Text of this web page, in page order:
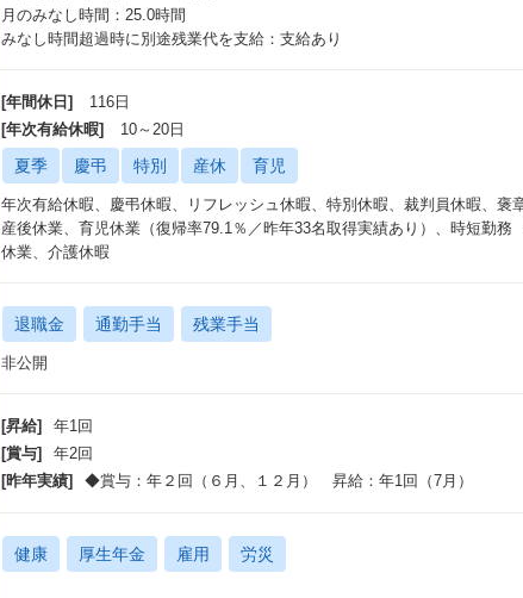
月のみなし時間：25.0時間
みなし時間超過時に別途残業代を支給：支給あり
[年間休日]
116日
[年次有給休暇]
10～20日
夏季 慶弔 特別 産休 育児
年次有給休暇、慶弔休暇、リフレッシュ休暇、特別休暇、裁判員休暇、褒
産後休業、育児休業（復帰率79.1％／昨年33名取得実績あり）、時短勤
休業、介護休暇
退職金 通勤手当 残業手当
非公開
[昇給]
年1回
[賞与]
年2回
[昨年実績]
◆賞与：年２回（６月、１２月） 昇給：年1回（7月）
健康 厚生年金 雇用 労災